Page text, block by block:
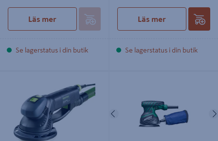
Läs mer
Se lagerstatus i din butik
Läs mer
Se lagerstatus i din butik
Föregående